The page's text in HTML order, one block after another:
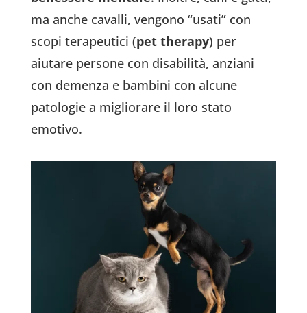
ma anche cavalli, vengono “usati” con
scopi terapeutici (pet therapy) per
aiutare persone con disabilità, anziani
con demenza e bambini con alcune
patologie a migliorare il loro stato
emotivo.